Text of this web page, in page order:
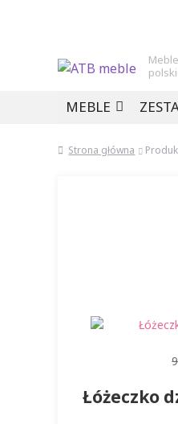
do
doMEBLE
Strona główna
Łóżeczko